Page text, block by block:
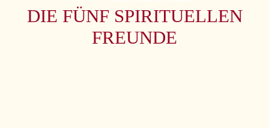
DIE FÜNF SPIRITUELLEN
FREUNDE